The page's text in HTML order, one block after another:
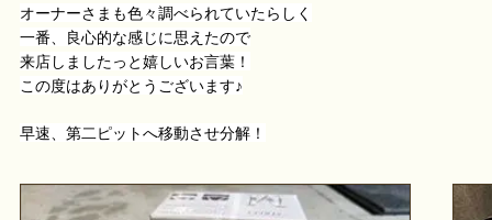
オーナーさまも色々調べられていたらしく
一番、良心的な感じに思えたので
来店しましたっと嬉しいお言葉！
この度はありがとうございます♪
早速、第二ピットへ移動させ分解！